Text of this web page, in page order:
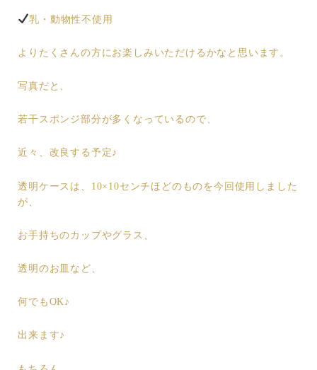
乳・動物性不使用
よりたくさんの方にお楽しみいただけるかなと思います。
写真だと、
若干スポンジ部分が多くなっているので、
近々、改良する予定♪
透明ケースは、10×10センチほどのものを今回使用しました
が、
お手持ちのカップやグラス、
透明のお皿など、
何でもOK♪
出来ます♪